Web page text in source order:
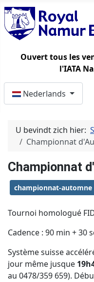
Ouvert tous les
l'IATA
Nederlands
U bevindt zich hier:
Championnat
Championnat
championnat-automne
Tournoi homologué
Cadence : 90 min + 30
Système suisse
jour même jusque
au 0478/359 659).